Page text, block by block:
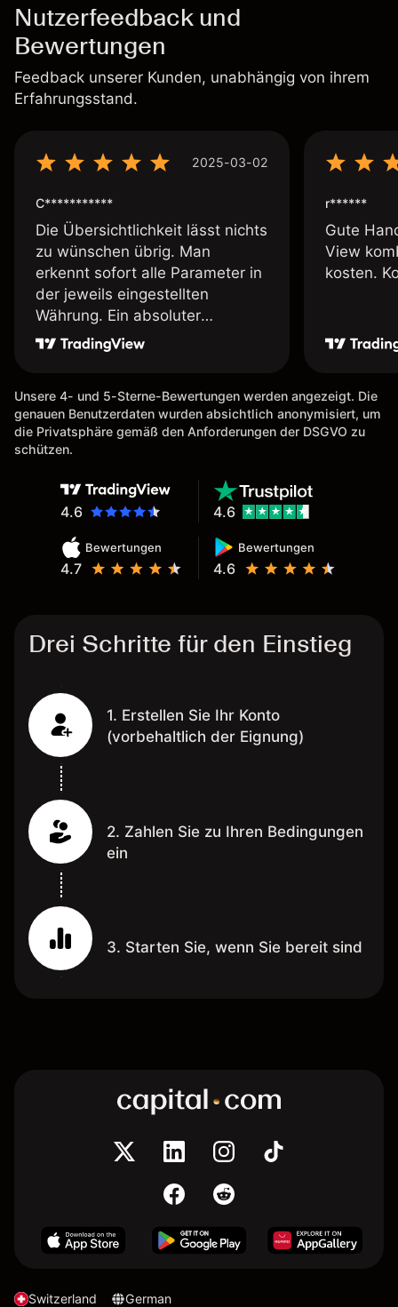
Nutzerfeedback und
Bewertungen
Feedback unserer Kunden, unabhängig von ihrem
Erfahrungsstand.
2025-03-02
C***********
Die Übersichtlichkeit lässt nichts
zu wünschen übrig. Man
erkennt sofort alle Parameter in
der jeweils eingestellten
Währung. Ein absoluter
Pluspunkt an dieser Stelle.
r******
Gute
View
kosten.
Unsere 4- und 5-Sterne-Bewertungen werden angezeigt. Die
genauen Benutzerdaten wurden absichtlich anonymisiert, um
die Privatsphäre gemäß den Anforderungen der DSGVO zu
schützen.
4.6
Bewertungen
4.7
Bewertungen
4.6
4.6
Drei Schritte für den Einstieg
1. Erstellen Sie Ihr Konto
(vorbehaltlich der Eignung)
2. Zahlen Sie zu Ihren Bedingungen
ein
3. Starten Sie, wenn Sie bereit sind
Switzerland German